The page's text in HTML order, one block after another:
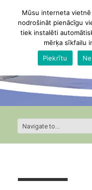
Mūsu interneta
nodrošināt pienācīgu
tiek instalēti
mērķa sīkfailu
Piekrītu